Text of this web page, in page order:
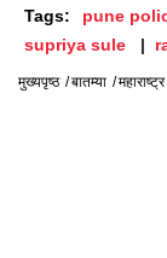
Tags: pune
supriya sule
मुख्यपृष्ठ बातम्या महाराष्ट्र